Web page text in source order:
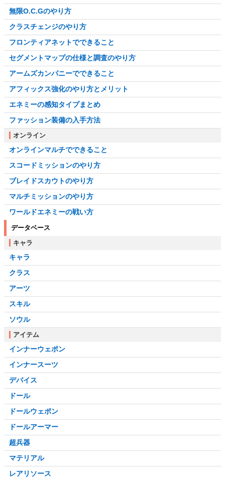
無限O.C.Gのやり方
クラスチェンジのやり方
フロンティアネットでできること
セグメントマップの仕様と調査のやり方
アームズカンパニーでできること
アフィックス強化のやり方とメリット
エネミーの感知タイプまとめ
ファッション装備の入手方法
オンライン
オンラインマルチでできること
スコードミッションのやり方
ブレイドスカウトのやり方
マルチミッションのやり方
ワールドエネミーの戦い方
データベース
キャラ
キャラ
クラス
アーツ
スキル
ソウル
アイテム
インナーウェポン
インナースーツ
デバイス
ドール
ドールウェポン
ドールアーマー
超兵器
マテリアル
レアリソース